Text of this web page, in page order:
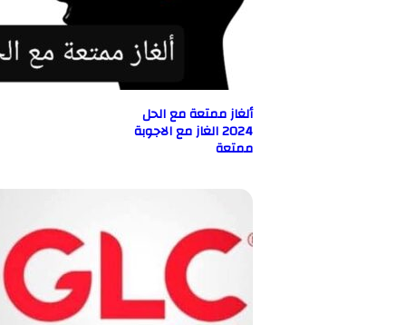
ألغاز ممتعة مع الحل
2024 الغاز مع الاجوبة